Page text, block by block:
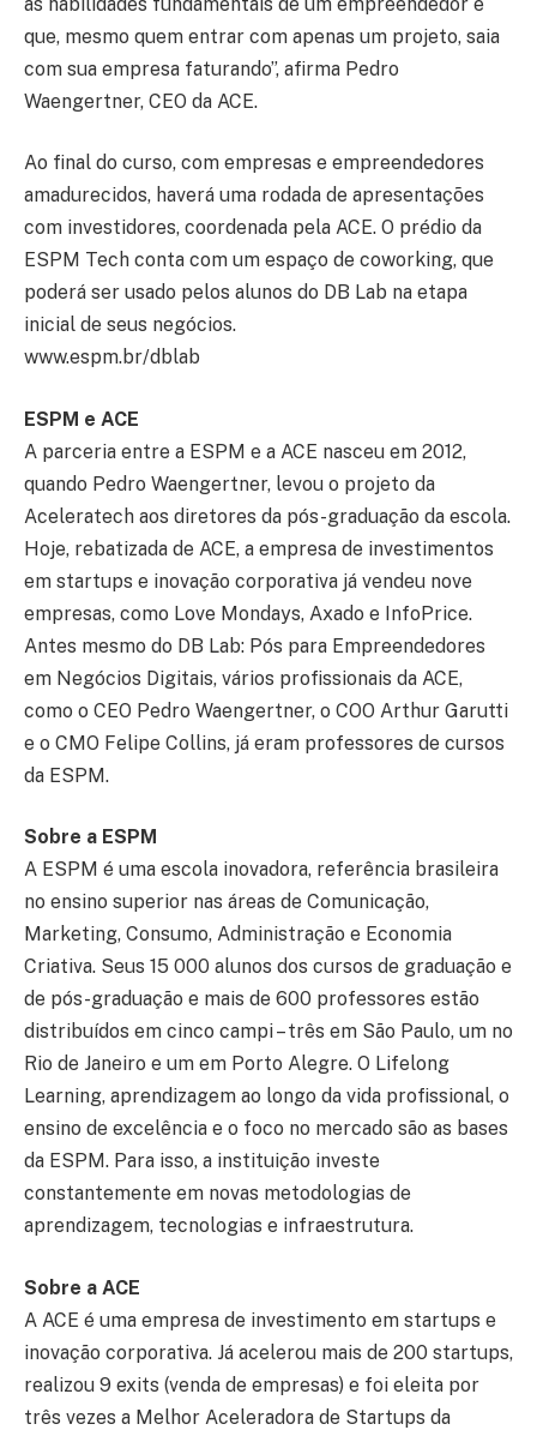
que, mesmo quem entrar com apenas um projeto, saia
com sua empresa faturando”, afirma Pedro
Waengertner, CEO da ACE.
Ao final do curso, com empresas e empreendedores
amadurecidos, haverá uma rodada de apresentações
com investidores, coordenada pela ACE. O prédio da
ESPM Tech conta com um espaço de coworking, que
poderá ser usado pelos alunos do DB Lab na etapa
inicial de seus negócios.
www.espm.br/dblab
ESPM e ACE
A parceria entre a ESPM e a ACE nasceu em 2012,
quando Pedro Waengertner, levou o projeto da
Aceleratech aos diretores da pós-graduação da escola.
Hoje, rebatizada de ACE, a empresa de investimentos
em startups e inovação corporativa já vendeu nove
empresas, como Love Mondays, Axado e InfoPrice.
Antes mesmo do DB Lab: Pós para Empreendedores
em Negócios Digitais, vários profissionais da ACE,
como o CEO Pedro Waengertner, o COO Arthur Garutti
e o CMO Felipe Collins, já eram professores de cursos
da ESPM.
Sobre a ESPM
A ESPM é uma escola inovadora, referência brasileira
no ensino superior nas áreas de Comunicação,
Marketing, Consumo, Administração e Economia
Criativa. Seus 15 000 alunos dos cursos de graduação e
de pós-graduação e mais de 600 professores estão
distribuídos em cinco campi – três em São Paulo, um no
Rio de Janeiro e um em Porto Alegre. O Lifelong
Learning, aprendizagem ao longo da vida profissional, o
ensino de excelência e o foco no mercado são as bases
da ESPM. Para isso, a instituição investe
constantemente em novas metodologias de
aprendizagem, tecnologias e infraestrutura.
Sobre a ACE
A ACE é uma empresa de investimento em startups e
inovação corporativa. Já acelerou mais de 200 startups,
realizou 9 exits (venda de empresas) e foi eleita por
três vezes a Melhor Aceleradora de Startups da